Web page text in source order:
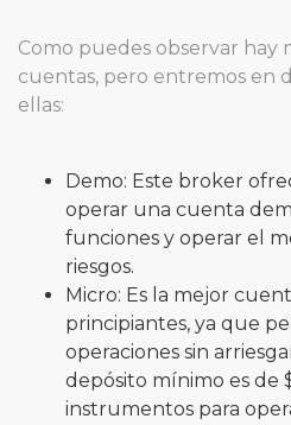
Como puedes observar hay
cuentas, pero entremos en
ellas:
Demo: Este broker
operar una cuenta
funciones y operar el
riesgos.
Micro: Es la mejor
principiantes, ya que
operaciones sin
depósito mínimo es de
instrumentos para